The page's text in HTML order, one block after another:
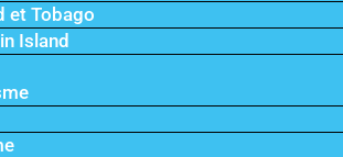
et Tobago
Island